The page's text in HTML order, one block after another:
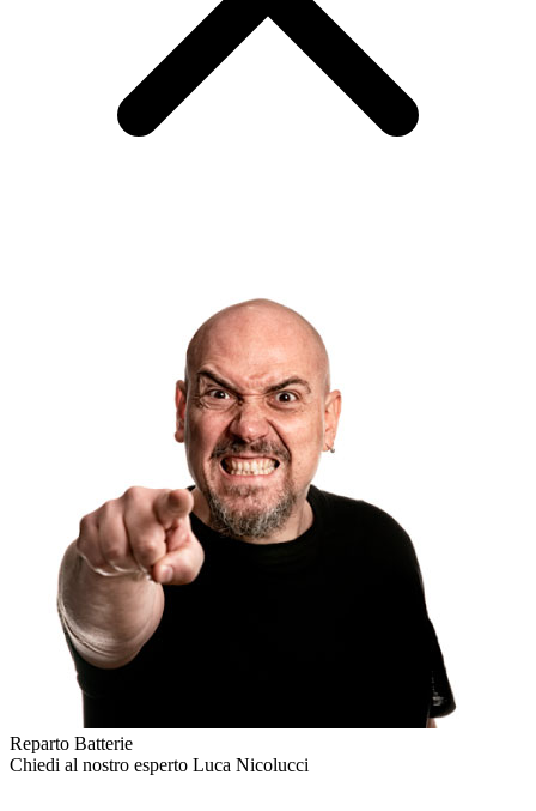
Reparto Batterie
Chiedi al nostro esperto Luca Nicolucci